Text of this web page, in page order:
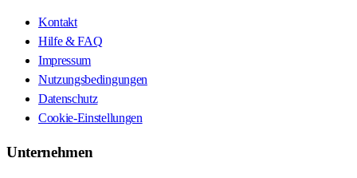
Kontakt
Hilfe & FAQ
Impressum
Nutzungsbedingungen
Datenschutz
Cookie-Einstellungen
Unternehmen